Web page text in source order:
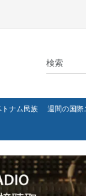
トナム民族 週間の国際